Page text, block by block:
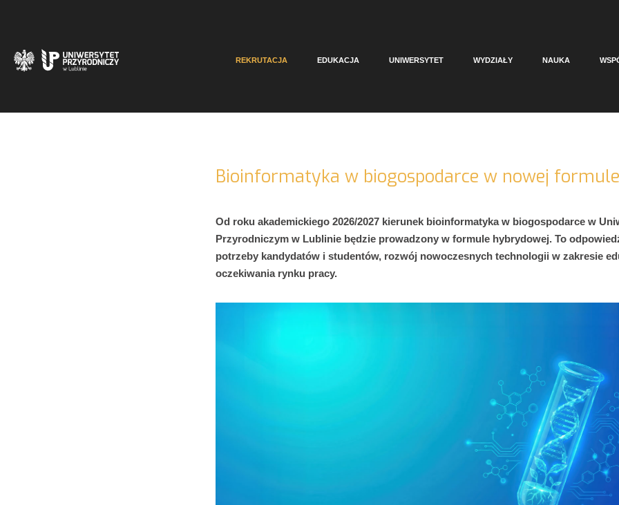
REKRUTACJA EDUKACJA UNIWERSYTET WYDZIAŁY NAUKA
Bioinformatyka w biogospodarce w nowej formule
Od roku akademickiego 2026/2027 kierunek bioinformatyka w biogospodarce w
Przyrodniczym w Lublinie będzie prowadzony w formule hybrydowej. To
potrzeby kandydatów i studentów, rozwój nowoczesnych technologii w zakresie
oczekiwania rynku pracy.